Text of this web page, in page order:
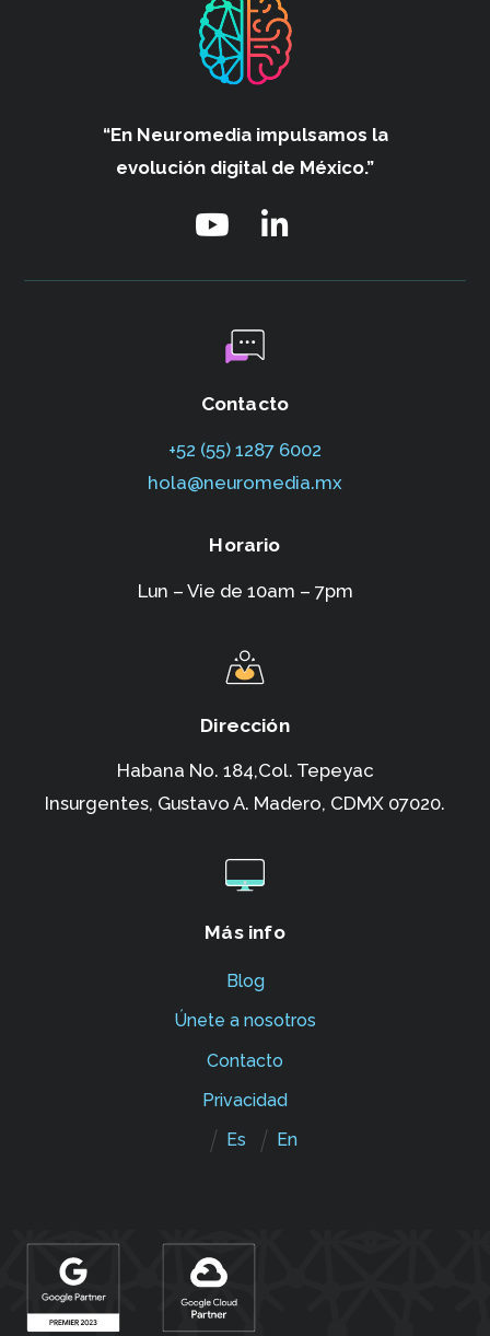
“En Neuromedia impulsamos la
evolución digital de México.”
Contacto
+52 (55) 1287 6002‬
hola@neuromedia.mx
Horario
Lun – Vie de 10am – 7pm
Dirección
Habana No. 184,Col. Tepeyac
Insurgentes, Gustavo A. Madero, CDMX 07020.
Más info
Blog
Únete a nosotros
Contacto
Privacidad
Es
En